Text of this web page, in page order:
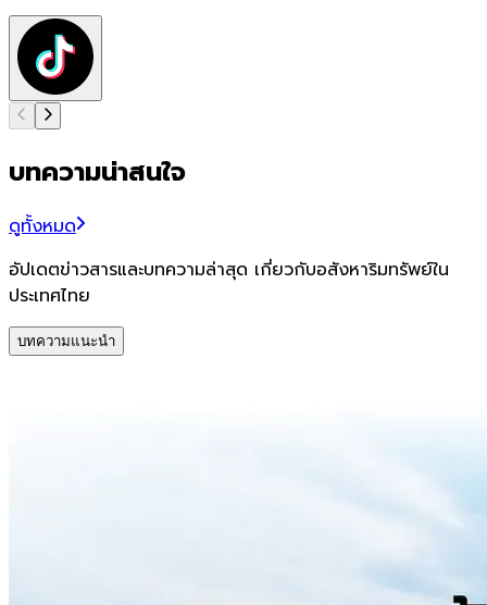
บทความน่าสนใจ
ดูทั้งหมด
อัปเดตข่าวสารและบทความล่าสุด เกี่ยวกับอสังหาริมทรัพย์ใน
ประเทศไทย
บทความแนะนำ